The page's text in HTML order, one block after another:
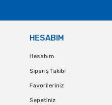
HESABIM
Hesabım
Sipariş Takibi
Favorileriniz
Sepetiniz